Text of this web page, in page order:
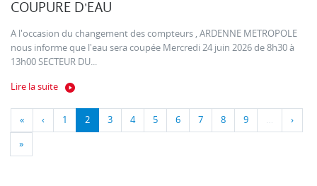
COUPURE D'EAU
A l'occasion du changement des compteurs , ARDENNE METROPOLE
nous informe que l'eau sera coupée Mercredi 24 juin 2026 de 8h30 à
13h00 SECTEUR DU...
Lire la suite
« ‹ 1 2 3 4 5 6 7 8 9 … ›
»